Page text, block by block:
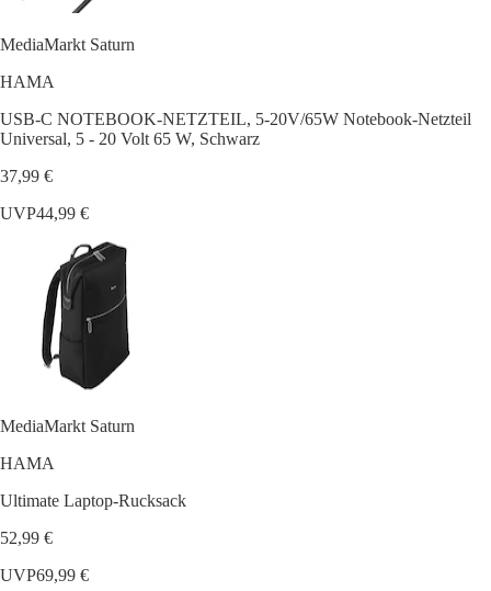
MediaMarkt Saturn
HAMA
USB-C NOTEBOOK-NETZTEIL, 5-20V/65W Notebook-Netzteil
Universal, 5 - 20 Volt 65 W, Schwarz
37,99 €
UVP44,99 €
MediaMarkt Saturn
HAMA
Ultimate Laptop-Rucksack
52,99 €
UVP69,99 €